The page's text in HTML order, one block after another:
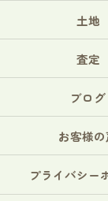
土地
査定
ブログ
お客様の
プライバシー